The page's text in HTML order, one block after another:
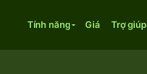
Tính năng Giá Trợ giúp